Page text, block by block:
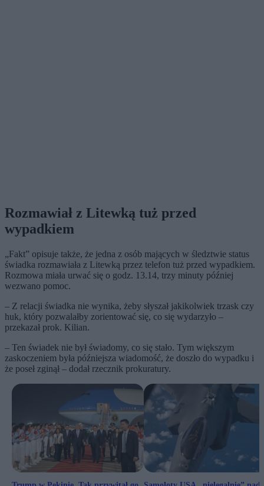
Rozmawiał z Litewką tuż przed
wypadkiem
„Fakt” opisuje także, że jedna z osób mających w śledztwie status
świadka rozmawiała z Litewką przez telefon tuż przed wypadkiem.
Rozmowa miała urwać się o godz. 13.14, trzy minuty później
wezwano pomoc.
– Z relacji świadka nie wynika, żeby słyszał jakikolwiek trzask czy
huk, który pozwalałby zorientować się, co się wydarzyło –
przekazał prok. Kilian.
– Ten świadek nie był świadomy, co się stało. Tym większym
zaskoczeniem była późniejsza wiadomość, że doszło do wypadku i
że poseł zginął – dodał rzecznik prokuratury.